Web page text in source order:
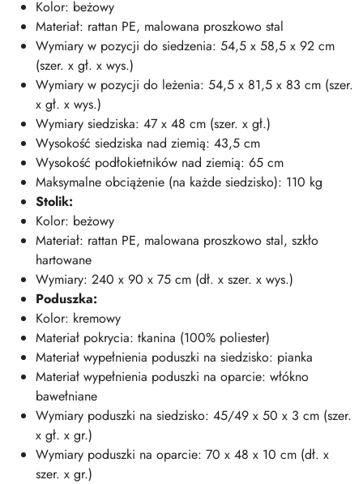
Kolor: beżowy
Materiał: rattan PE, malowana proszkowo stal
Wymiary w pozycji do siedzenia: 54,5 x 58,5 x 92 cm
(szer. x gł. x wys.)
Wymiary w pozycji do leżenia: 54,5 x 81,5 x 83 cm (szer.
x gł. x wys.)
Wymiary siedziska: 47 x 48 cm (szer. x gł.)
Wysokość siedziska nad ziemią: 43,5 cm
Wysokość podłokietników nad ziemią: 65 cm
Maksymalne obciążenie (na każde siedzisko): 110 kg
Stolik:
Kolor: beżowy
Materiał: rattan PE, malowana proszkowo stal, szkło
hartowane
Wymiary: 240 x 90 x 75 cm (dł. x szer. x wys.)
Poduszka:
Kolor: kremowy
Materiał pokrycia: tkanina (100% poliester)
Materiał wypełnienia poduszki na siedzisko: pianka
Materiał wypełnienia poduszki na oparcie: włókno
bawełniane
Wymiary poduszki na siedzisko: 45/49 x 50 x 3 cm (szer.
x gł. x gr.)
Wymiary poduszki na oparcie: 70 x 48 x 10 cm (dł. x
szer. x gr.)